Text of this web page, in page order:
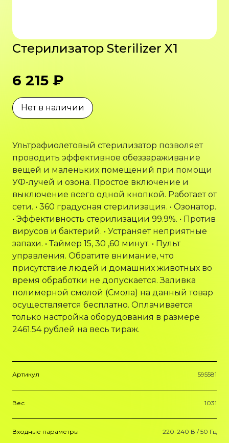
Стерилизатор Sterilizer X1
6 215 ₽
Нет в наличии
Ультрафиолетовый стерилизатор позволяет
проводить эффективное обеззараживание
вещей и маленьких помещений при помощи
УФ-лучей и озона. Простое включение и
выключение всего одной кнопкой. Работает от
сети. • 360 градусная стерилизация. • Озонатор.
• Эффективность стерилизации 99.9%. • Против
вирусов и бактерий. • Устраняет неприятные
запахи. • Таймер 15, 30 ,60 минут. • Пульт
управления. Обратите внимание, что
присутствие людей и домашних животных во
время обработки не допускается. Заливка
полимерной смолой (Смола) на данный товар
осуществляется бесплатно. Оплачивается
только настройка оборудования в размере
2461.54 рублей на весь тираж.
Артикул 595581
Вес 1031
Входные параметры 220-240 В / 50 Гц